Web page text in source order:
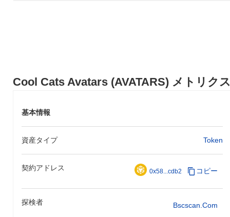
Cool Cats Avatars (AVATARS) メトリク
基本情報
資産タイプ Token
契約アドレス 0x58...cdb2 コピー
探検者 Bscscan.com